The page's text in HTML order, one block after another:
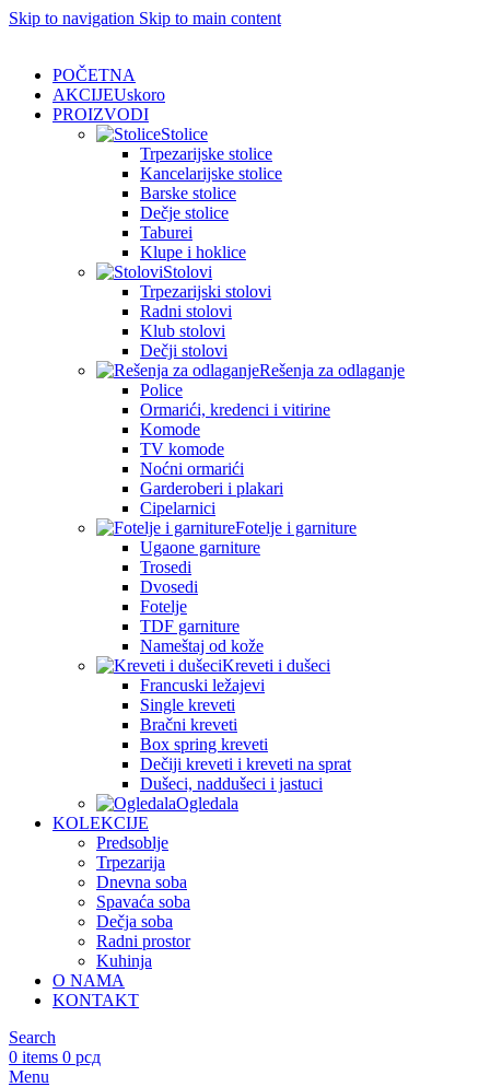
Skip to navigation Skip to main content
POČETNA
AKCIJEUskoro
PROIZVODI
Stolice
Trpezarijske stolice
Kancelarijske stolice
Barske stolice
Dečje stolice
Taburei
Klupe i hoklice
Stolovi
Trpezarijski stolovi
Radni stolovi
Klub stolovi
Dečji stolovi
Rešenja za odlaganje
Police
Ormarići, kredenci i vitirine
Komode
TV komode
Noćni ormarići
Garderoberi i plakari
Cipelarnici
Fotelje i garniture
Ugaone garniture
Trosedi
Dvosedi
Fotelje
TDF garniture
Nameštaj od kože
Kreveti i dušeci
Francuski ležajevi
Single kreveti
Bračni kreveti
Box spring kreveti
Dečiji kreveti i kreveti na sprat
Dušeci, naddušeci i jastuci
Ogledala
KOLEKCIJE
Predsoblje
Trpezarija
Dnevna soba
Spavaća soba
Dečja soba
Radni prostor
Kuhinja
O NAMA
KONTAKT
Search
0 items 0 рсд
Menu